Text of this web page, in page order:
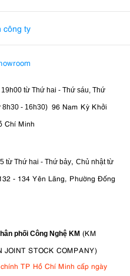
công ty
từ Thứ hai - Thứ sáu, Thứ
8h30 - 16h30) 96 Nam Kỳ Khởi
Chí Minh
từ Thứ hai - Thứ bảy, Chủ nhật từ
- 134 Yên Lãng, Phường Đống
phối Công Nghệ KM (KM
JOINT STOCK COMPANY)
TP Hồ Chí Minh cấp ngày